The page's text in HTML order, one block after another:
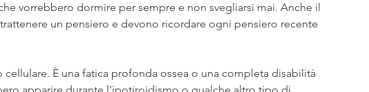
vorrebbero dormire per sempre e non svegliarsi mai. Anche il
un pensiero e devono ricordare ogni pensiero recente
È una fatica profonda ossea o una completa disabilità